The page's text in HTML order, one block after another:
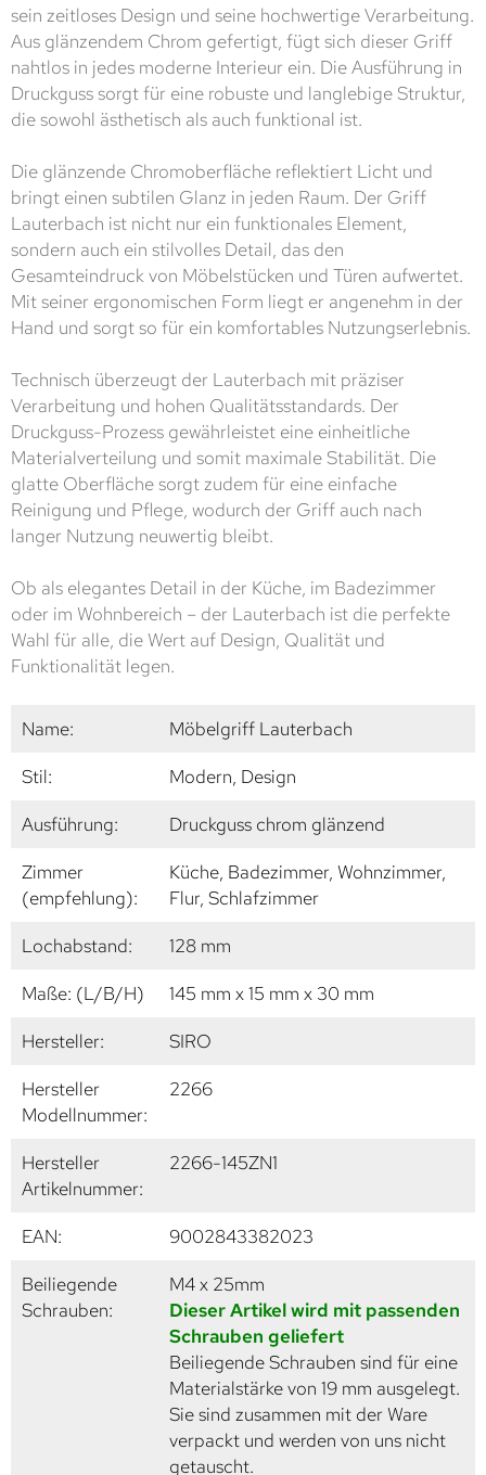
sein zeitloses Design und seine hochwertige Verarbeitung.
Aus glänzendem Chrom gefertigt, fügt sich dieser Griff
nahtlos in jedes moderne Interieur ein. Die Ausführung in
Druckguss sorgt für eine robuste und langlebige Struktur,
die sowohl ästhetisch als auch funktional ist.
Die glänzende Chromoberfläche reflektiert Licht und
bringt einen subtilen Glanz in jeden Raum. Der Griff
Lauterbach ist nicht nur ein funktionales Element,
sondern auch ein stilvolles Detail, das den
Gesamteindruck von Möbelstücken und Türen aufwertet.
Mit seiner ergonomischen Form liegt er angenehm in der
Hand und sorgt so für ein komfortables Nutzungserlebnis.
Technisch überzeugt der Lauterbach mit präziser
Verarbeitung und hohen Qualitätsstandards. Der
Druckguss-Prozess gewährleistet eine einheitliche
Materialverteilung und somit maximale Stabilität. Die
glatte Oberfläche sorgt zudem für eine einfache
Reinigung und Pflege, wodurch der Griff auch nach
langer Nutzung neuwertig bleibt.
Ob als elegantes Detail in der Küche, im Badezimmer
oder im Wohnbereich – der Lauterbach ist die perfekte
Wahl für alle, die Wert auf Design, Qualität und
Funktionalität legen.
Name:
Möbelgriff Lauterbach
Stil:
Modern, Design
Ausführung:
Druckguss chrom glänzend
Zimmer
(empfehlung):
Küche, Badezimmer, Wohnzimmer,
Flur, Schlafzimmer
Lochabstand:
128 mm
Maße: (L/B/H)
145 mm x 15 mm x 30 mm
Hersteller:
SIRO
Hersteller
Modellnummer:
2266
Hersteller
Artikelnummer:
2266-145ZN1
EAN:
9002843382023
Beiliegende
Schrauben:
M4 x 25mm
Dieser Artikel wird mit passenden
Schrauben geliefert
Beiliegende Schrauben sind für eine
Materialstärke von 19 mm ausgelegt.
Sie sind zusammen mit der Ware
verpackt und werden von uns nicht
getauscht.